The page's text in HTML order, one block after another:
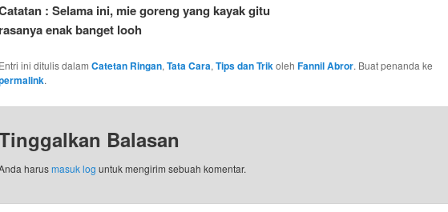
: Selama ini, mie goreng yang kayak gitu
rasanya enak banget looh
Entri ini ditulis dalam Catetan Ringan, Tata Cara, Tips dan Trikoleh Fannil Abror. Buat penanda ke
.
Balasan
harusmasuk log untuk mengirim sebuah komentar.